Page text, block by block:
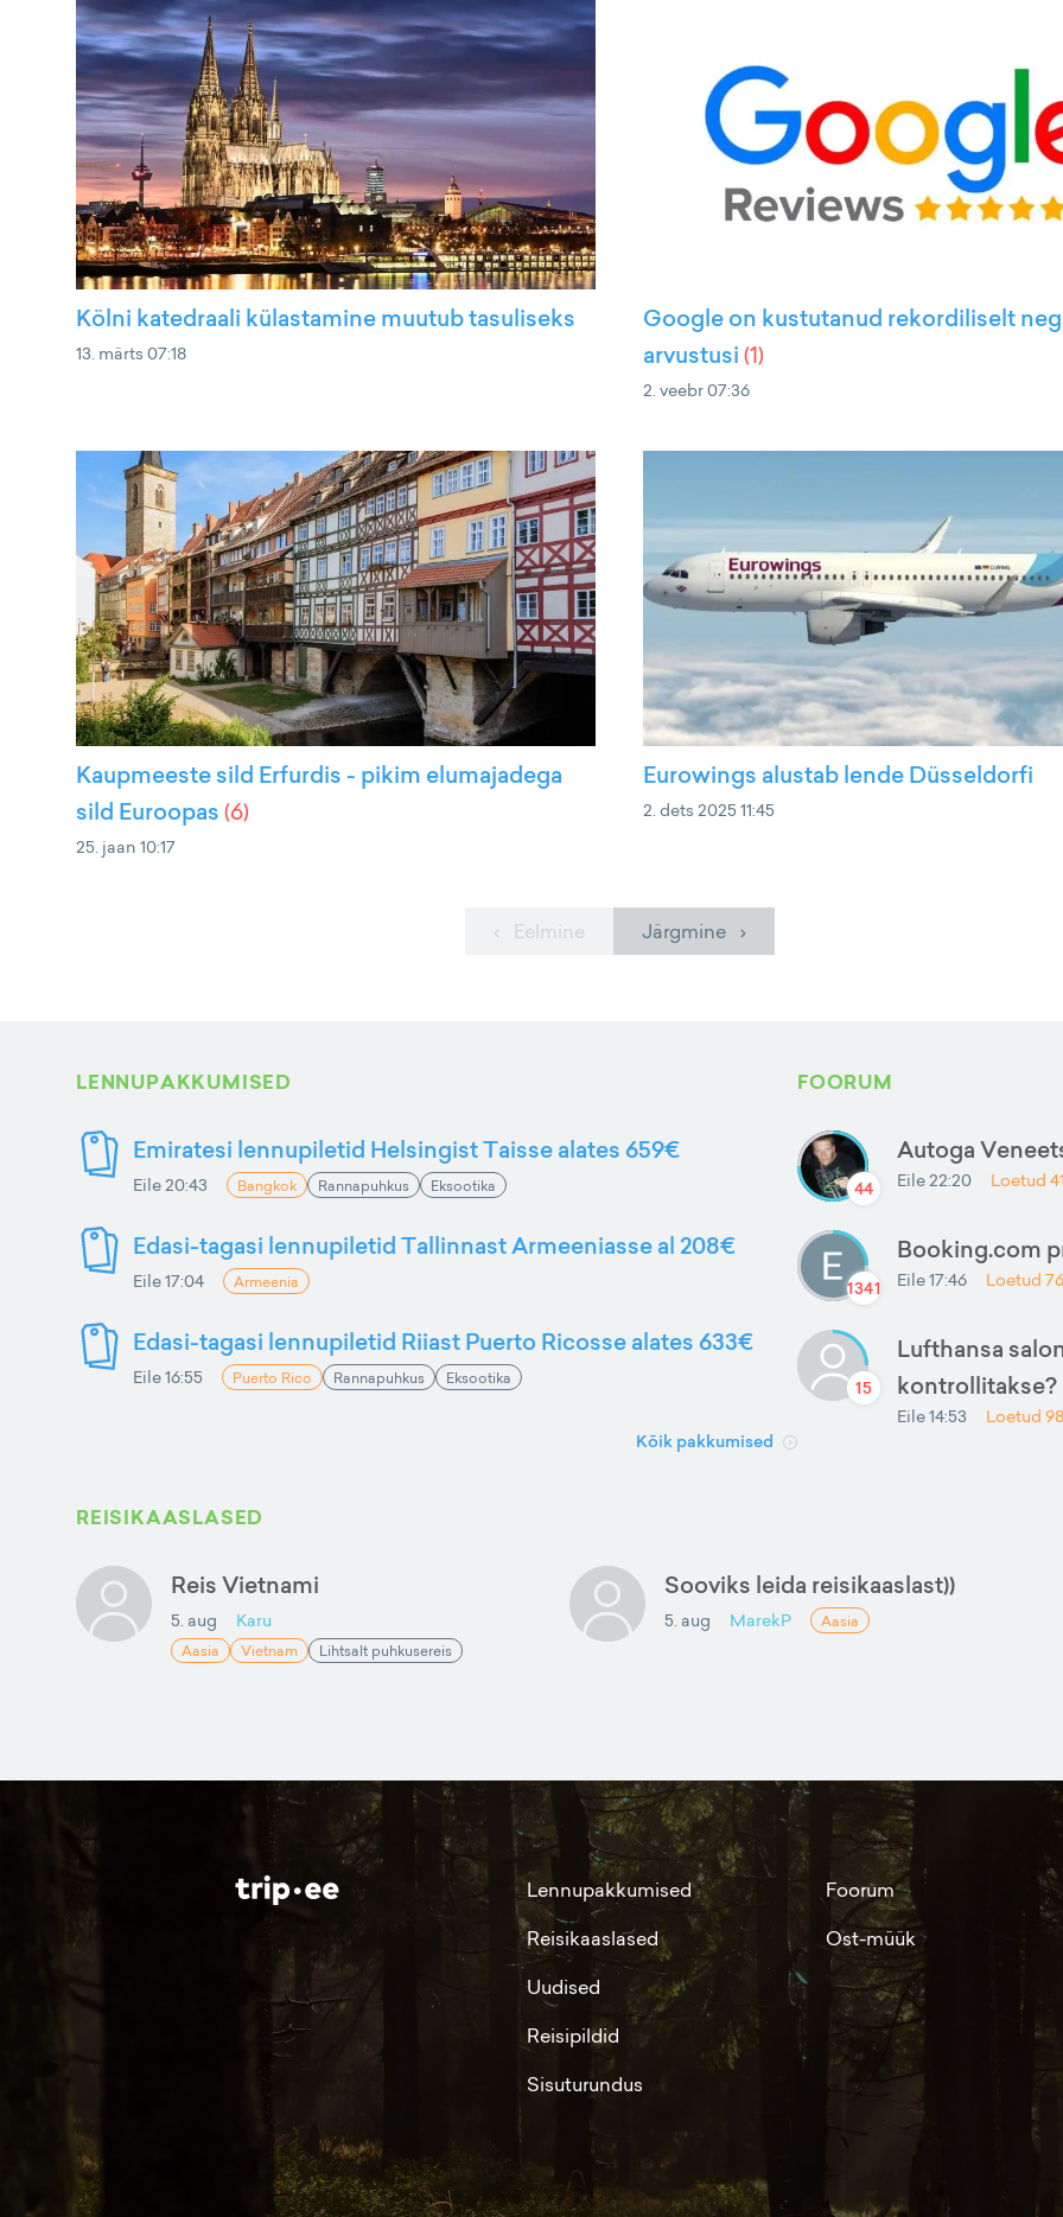
Kölni katedraali külastamine muutub tasuliseks
13. märts 07:18
Google on kustutanud rekordiliselt
arvustusi(1)
2. veebr 07:36
Kaupmeeste sild Erfurdis - pikim elumajadega
sild Euroopas(6)
25. jaan 10:17
Eurowings alustab lende Düsseldorfi
2. dets 2025 11:45
‹ Eelmine Järgmine ›
LENNUPAKKUMISED
Emiratesi lennupiletid Helsingist Taisse alates 659€
Eile 20:43 Bangkok Rannapuhkus Eksootika
Edasi-tagasi lennupiletid Tallinnast Armeeniasse al 208€
Eile 17:04 Armeenia
Edasi-tagasi lennupiletid Riiast Puerto Ricosse alates 633€
Eile 16:55 Puerto Rico Rannapuhkus Eksootika
Kõik pakkumised
FOORUM
44
Autoga
Eile 22:20 Loetud
1341
Booking.com
Eile 17:46 Loetud
15
Lufthansa
kontrollitakse?
Eile 14:53 Loetud
REISIKAASLASED
Reis Vietnami
5. aug Karu
Aasia Vietnam Lihtsalt puhkusereis
Sooviks leida reisikaaslast))
5. aug MarekP Aasia
Lennupakkumised
Reisikaaslased
Uudised
Reisipildid
Sisuturundus
Foorum
Ost-müük